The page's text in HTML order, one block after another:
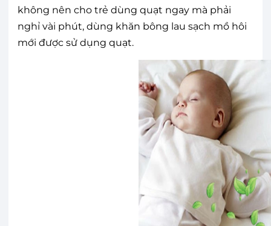
không nên cho trẻ dùng quạt ngay mà phải
nghỉ vài phút, dùng khăn bông lau sạch mồ hôi
mới được sử dụng quạt.